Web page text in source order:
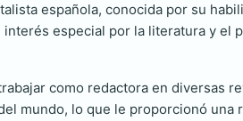
española, conocida por su
especial por la literatura y
como redactora en diversas
mundo, lo que le proporcionó una